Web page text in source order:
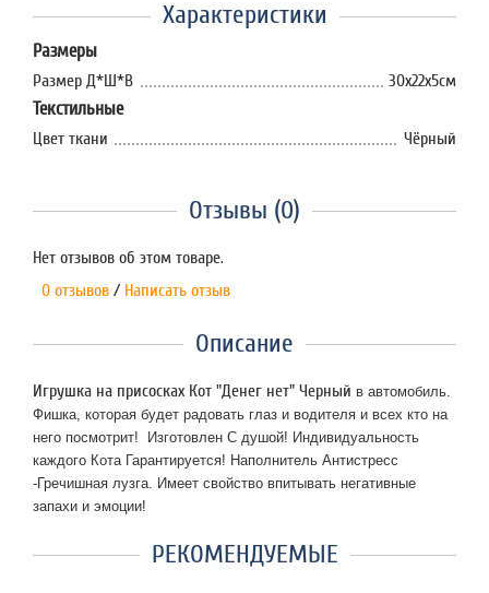
Характеристики
Размеры
Размер Д*Ш*В 30х22х5см
Текстильные
Цвет ткани Чёрный
Отзывы (0)
Нет отзывов об этом товаре.
0 отзывов / Написать отзыв
Описание
Игрушка на присосках Кот "Денег нет" Черный в автомобиль.
Фишка, которая будет радовать глаз и водителя и всех кто на
него посмотрит! Изготовлен С душой! Индивидуальность
каждого Кота Гарантируется! Наполнитель Антистресс
-Гречишная лузга. Имеет свойство впитывать негативные
запахи и эмоции!
РЕКОМЕНДУЕМЫЕ